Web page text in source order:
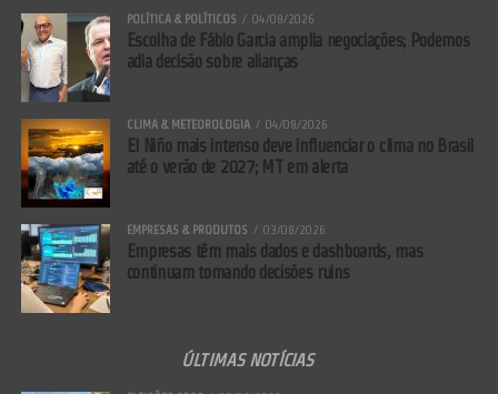
POLÍTICA & POLÍTICOS 04/08/2026
Escolha de Fábio Garcia amplia negociações; Podemos
adia decisão sobre alianças
CLIMA & METEOROLOGIA 04/08/2026
El Niño mais intenso deve influenciar o clima no Brasil
até o verão de 2027; MT em alerta
EMPRESAS & PRODUTOS 03/08/2026
Empresas têm mais dados e dashboards, mas
continuam tomando decisões ruins
ÚLTIMAS NOTÍCIAS